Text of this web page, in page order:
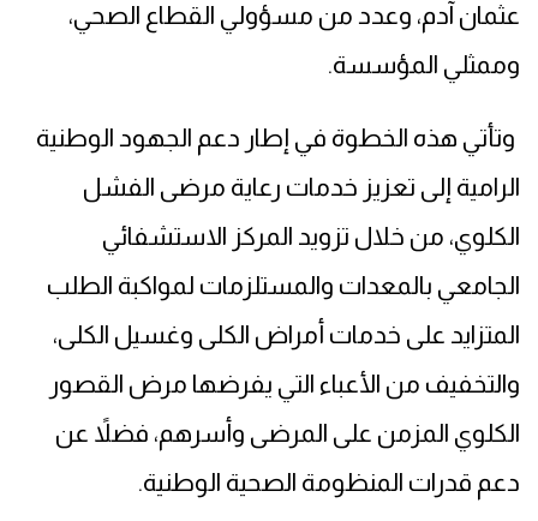
عثمان آدم، وعدد من مسؤولي القطاع الصحي،
وممثلي المؤسسة.
وتأتي هذه الخطوة في إطار دعم الجهود الوطنية
الرامية إلى تعزيز خدمات رعاية مرضى الفشل
الكلوي، من خلال تزويد المركز الاستشفائي
الجامعي بالمعدات والمستلزمات لمواكبة الطلب
المتزايد على خدمات أمراض الكلى وغسيل الكلى،
والتخفيف من الأعباء التي يفرضها مرض القصور
الكلوي المزمن على المرضى وأسرهم، فضلاً عن
دعم قدرات المنظومة الصحية الوطنية.